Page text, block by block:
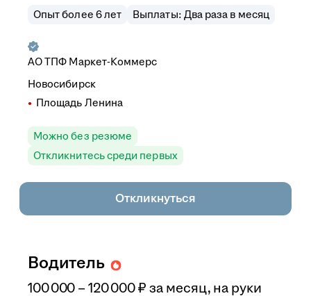
Опыт более 6 лет Выплаты: Два раза в месяц
АОТПФ Маркет-Коммерс
Новосибирск
Площадь Ленина
Можно без резюме
Откликнитесь среди первых
Откликнуться
Водитель
100 000 –120 000₽ за месяц, на руки